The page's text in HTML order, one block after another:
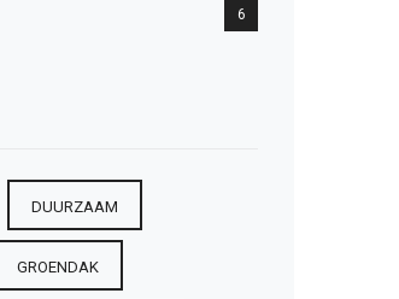
6
DUURZAAM
GROENDAK